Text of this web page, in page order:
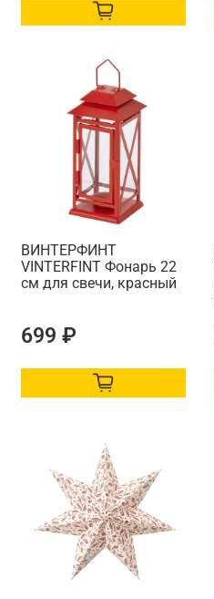
ВИНТЕРФИНТ
VINTERFINT Фонарь 22
см для свечи, красный
699 ₽